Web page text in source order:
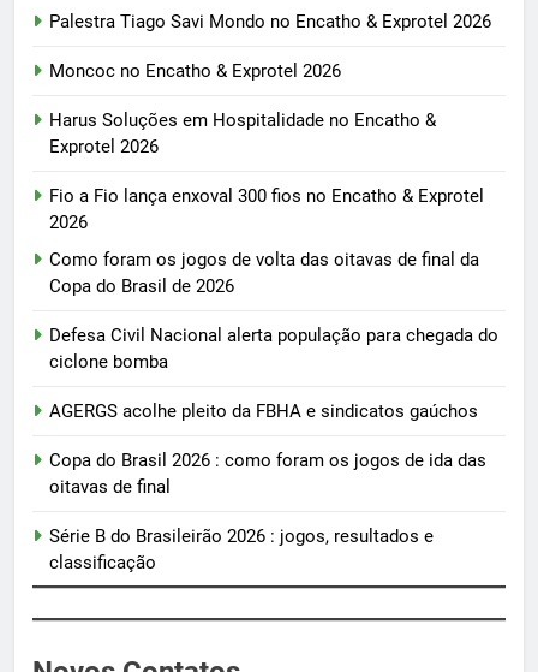
Palestra Tiago Savi Mondo no Encatho & Exprotel 2026
Moncoc no Encatho & Exprotel 2026
Harus Soluções em Hospitalidade no Encatho &
Exprotel 2026
Fio a Fio lança enxoval 300 fios no Encatho & Exprotel
2026
Como foram os jogos de volta das oitavas de final da
Copa do Brasil de 2026
Defesa Civil Nacional alerta população para chegada do
ciclone bomba
AGERGS acolhe pleito da FBHA e sindicatos gaúchos
Copa do Brasil 2026 : como foram os jogos de ida das
oitavas de final
Série B do Brasileirão 2026 : jogos, resultados e
classificação